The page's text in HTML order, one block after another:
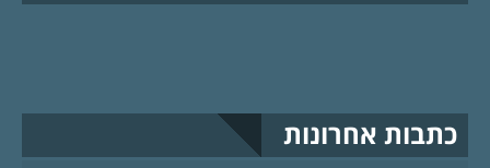
כתבות אחרונות